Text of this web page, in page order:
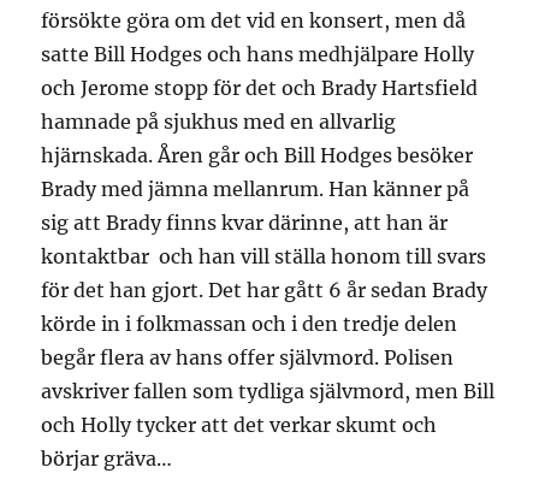
försökte göra om det vid en konsert, men då
satte Bill Hodges och hans medhjälpare Holly
och Jerome stopp för det och Brady Hartsfield
hamnade på sjukhus med en allvarlig
hjärnskada. Åren går och Bill Hodges besöker
Brady med jämna mellanrum. Han känner på
sig att Brady finns kvar därinne, att han är
kontaktbar och han vill ställa honom till svars
för det han gjort. Det har gått 6 år sedan Brady
körde in i folkmassan och i den tredje delen
begår flera av hans offer självmord. Polisen
avskriver fallen som tydliga självmord, men Bill
och Holly tycker att det verkar skumt och
börjar gräva…